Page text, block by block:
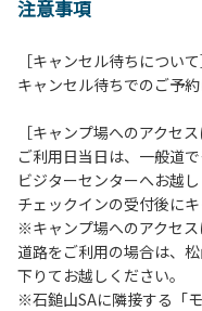
注意事項
［キャンセル待ちについて
キャンセル待ちでのご予約
［キャンプ場へのアクセス
ご利用日当日は、一般道
ビジターセンターへお越し
チェックインの受付後に
※キャンプ場へのアクセ
道路をご利用の場合は、
下りてお越しください。
※石鎚山SAに隣接する「